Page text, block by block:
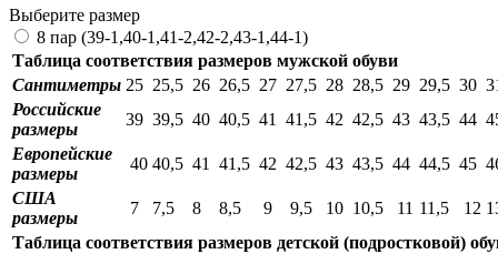
Выберите размер
8 пар (39-1,40-1,41-2,42-2,43-1,44-1)
Таблица соответствия размеров мужской обуви
Сантиметры 25 25,5 26 26,5 27 27,5 28 28,5 29 29,5 30
Российские
размеры
39 39,5 40 40,5 41 41,5 42 42,5 43 43,5 44
Европейские
размеры
40 40,5 41 41,5 42 42,5 43 43,5 44 44,5 45
США
размеры
7 7,5 8 8,5 9 9,5 10 10,5 11 11,5 12
Таблица соответствия размеров детской (подростковой)